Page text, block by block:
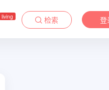
living 检索 登